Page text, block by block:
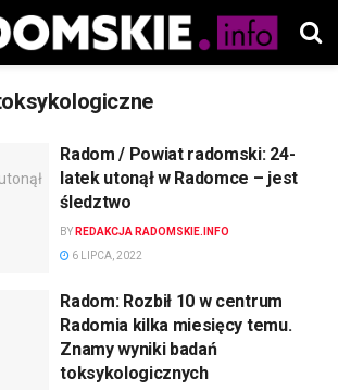
Radom / Powiat radomski: 24-
latek utonął w Radomce – jest
śledztwo
BY REDAKCJA RADOMSKIE.INFO
6 LIPCA, 2022
Radom: Rozbił 10 w centrum
Radomia kilka miesięcy temu.
Znamy wyniki badań
toksykologicznych